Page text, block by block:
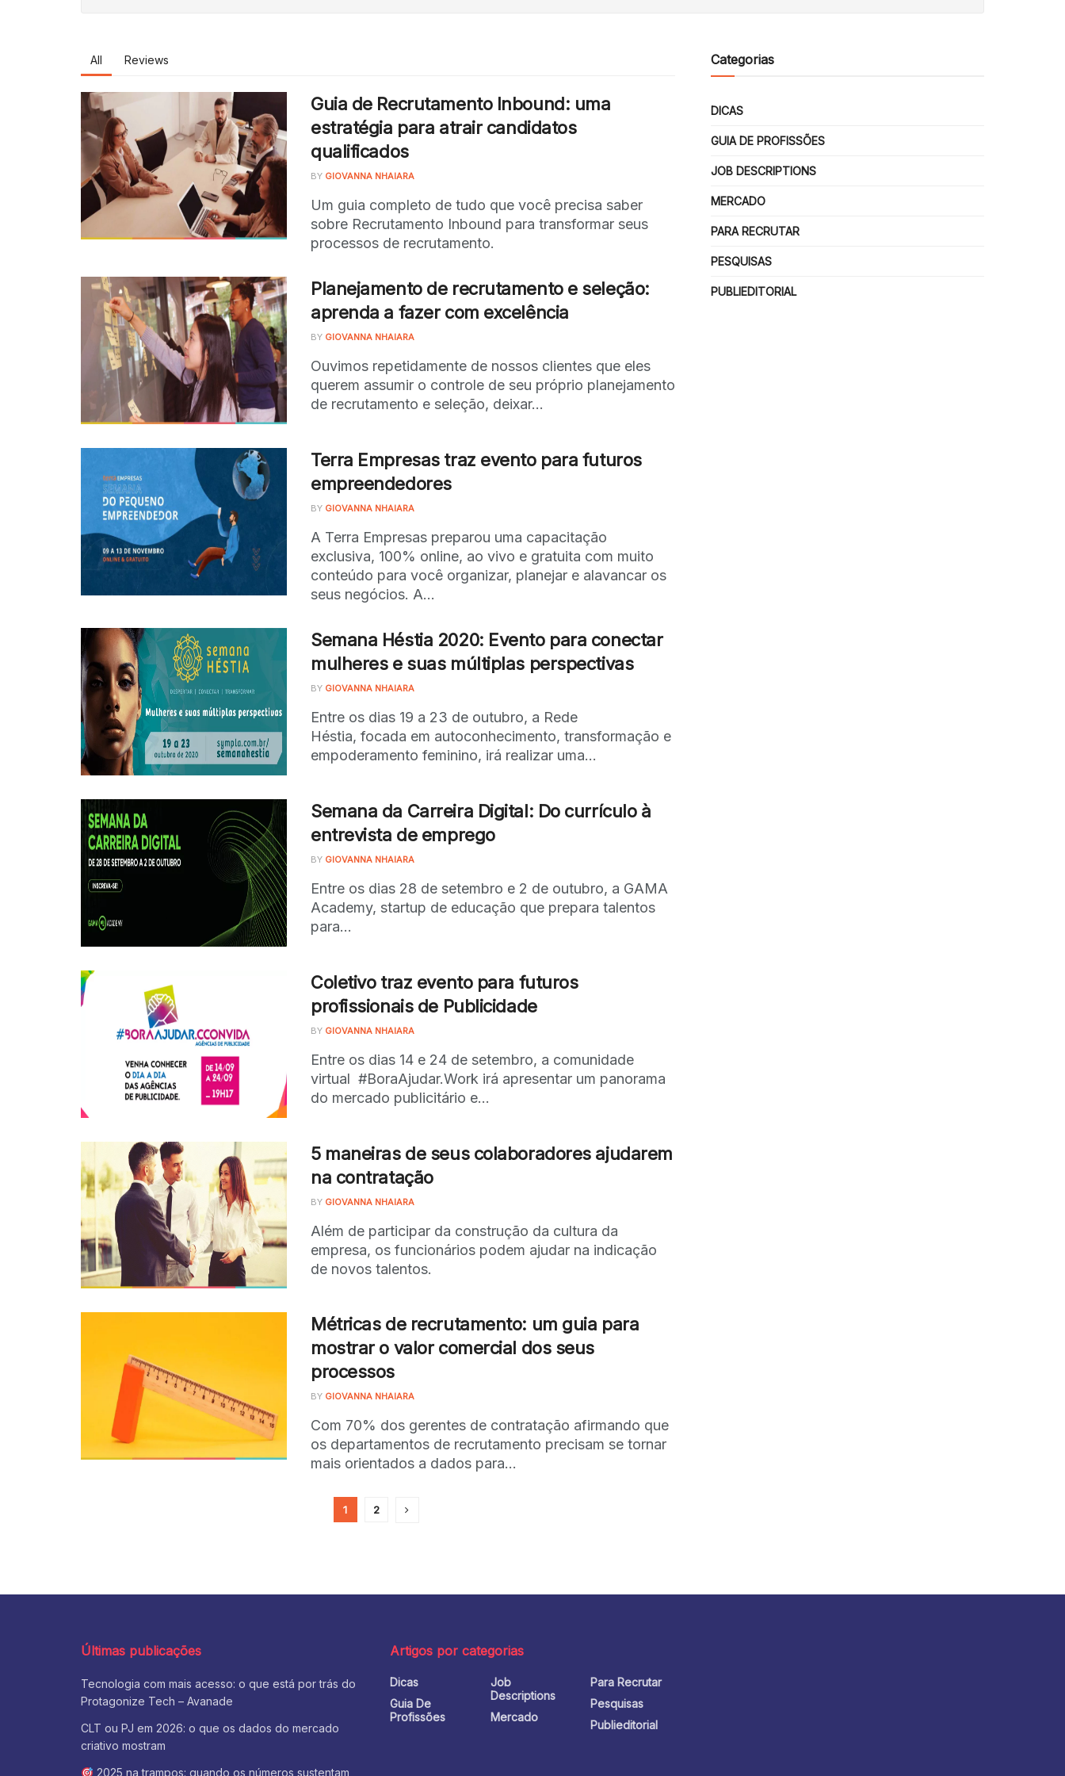
All Reviews
Guia de Recrutamento Inbound: uma
estratégia para atrair candidatos
qualificados
BY GIOVANNA NHAIARA
Um guia completo de tudo que você precisa saber
sobre Recrutamento Inbound para transformar seus
processos de recrutamento.
Planejamento de recrutamento e seleção:
aprenda a fazer com excelência
BY GIOVANNA NHAIARA
Ouvimos repetidamente de nossos clientes que eles
querem assumir o controle de seu próprio planejamento
de recrutamento e seleção, deixar...
Terra Empresas traz evento para futuros
empreendedores
BY GIOVANNA NHAIARA
A Terra Empresas preparou uma capacitação
exclusiva, 100% online, ao vivo e gratuita com muito
conteúdo para você organizar, planejar e alavancar os
seus negócios. A...
Semana Héstia 2020: Evento para conectar
mulheres e suas múltiplas perspectivas
BY GIOVANNA NHAIARA
Entre os dias 19 a 23 de outubro, a Rede
Héstia, focada em autoconhecimento, transformação e
empoderamento feminino, irá realizar uma...
Semana da Carreira Digital: Do currículo à
entrevista de emprego
BY GIOVANNA NHAIARA
Entre os dias 28 de setembro e 2 de outubro, a GAMA
Academy, startup de educação que prepara talentos
para...
Coletivo traz evento para futuros
profissionais de Publicidade
BY GIOVANNA NHAIARA
Entre os dias 14 e 24 de setembro, a comunidade
virtual #BoraAjudar.Work irá apresentar um panorama
do mercado publicitário e...
5 maneiras de seus colaboradores ajudarem
na contratação
BY GIOVANNA NHAIARA
Além de participar da construção da cultura da
empresa, os funcionários podem ajudar na indicação
de novos talentos.
Métricas de recrutamento: um guia para
mostrar o valor comercial dos seus
processos
BY GIOVANNA NHAIARA
Com 70% dos gerentes de contratação afirmando que
os departamentos de recrutamento precisam se tornar
mais orientados a dados para...
1 2
Categorias
DICAS
GUIA DE PROFISSÕES
JOB DESCRIPTIONS
MERCADO
PARA RECRUTAR
PESQUISAS
PUBLIEDITORIAL
Últimas publicações
Tecnologia com mais acesso: o que está por trás do
Protagonize Tech – Avanade
CLT ou PJ em 2026: o que os dados do mercado
criativo mostram
2025 na trampos: quando os números sustentam
Artigos por categorias
Dicas
Guia De
Profissões
Job
Descriptions
Mercado
Para Recrutar
Pesquisas
Publieditorial